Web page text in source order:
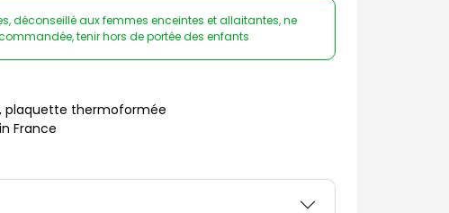
déconseillé aux femmes enceintes et allaitantes, ne
tenir hors de portée des enfants
plaquette thermoformée
France